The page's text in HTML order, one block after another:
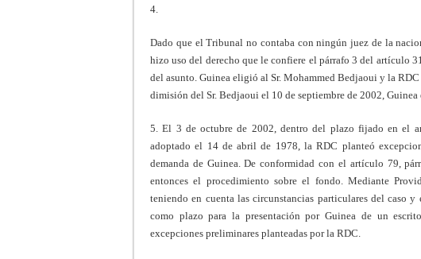
4.
Dado que el Tribunal no contaba con ningún juez de la
hizo uso del derecho que le confiere el párrafo 3 del artículo
del asunto. Guinea eligió al Sr. Mohammed Bedjaoui y la
dimisión del Sr. Bedjaoui el 10 de septiembre de 2002,
5. El 3 de octubre de 2002, dentro del plazo fijado en el
adoptado el 14 de abril de 1978, la RDC planteó
demanda de Guinea. De conformidad con el artículo 79,
entonces el procedimiento sobre el fondo. Mediante
teniendo en cuenta las circunstancias particulares del caso
como plazo para la presentación por Guinea de un
excepciones preliminares planteadas por la RDC.